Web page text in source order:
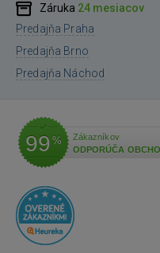
Záruka 24 mesiacov
Predajňa Praha
Predajňa Brno
Predajňa Náchod
99 %
Zákazníkov
ODPORÚČA